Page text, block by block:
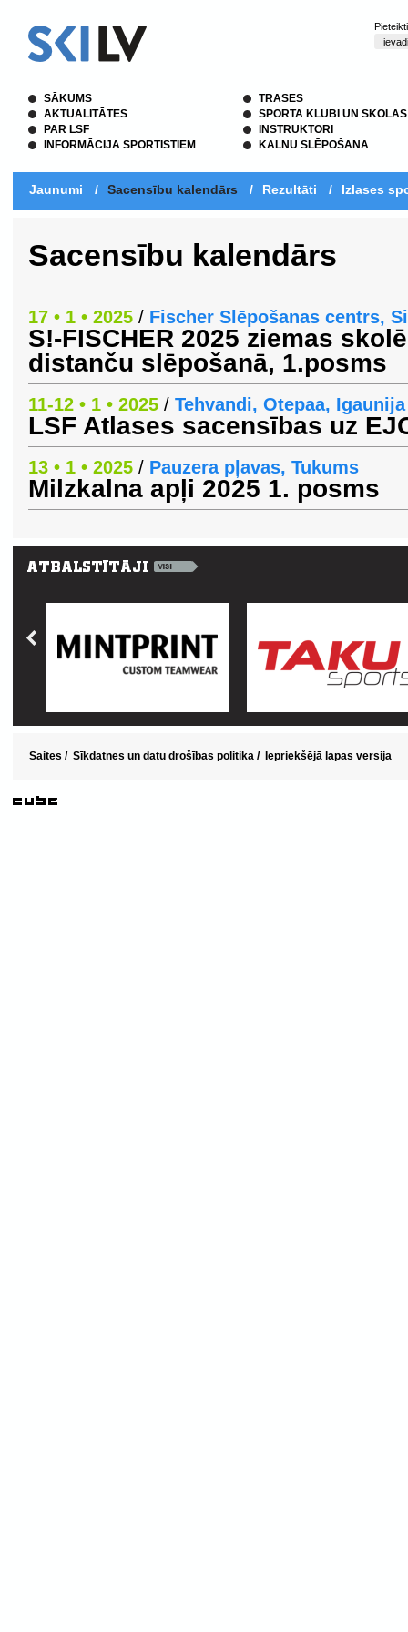
SĀKUMS
AKTUALITĀTES
PAR LSF
INFORMĀCIJA SPORTISTIEM
TRASES
SPORTA KLUBI UN SKOLAS
INSTRUKTORI
KALNU SLĒPOŠANA
Jaunumi / Sacensību kalendārs / Rezultāti / Izlases
Sacensību kalendārs
17 • 1 • 2025 / Fischer Slēpošanas centrs,
S!-FISCHER 2025 ziemas
distanču slēpošanā, 1.posms
11-12 • 1 • 2025 / Tehvandi, Otepaa, Igaunija
LSF Atlases sacensības uz
13 • 1 • 2025 / Pauzera pļavas, Tukums
Milzkalna apļi 2025 1. posms
Saites / Sīkdatnes un datu drošības politika / Iepriekšējā lapas versija